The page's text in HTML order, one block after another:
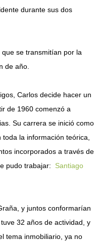
durante sus dos
se transmitían por la
de año.
Carlos decide hacer un
de 1960 comenzó a
Su carrera se inició como
la información teórica,
incorporados a través de
pudo trabajar: Santiago
y juntos conformarían
32 años de actividad, y
tema inmobiliario, ya no